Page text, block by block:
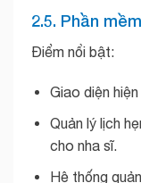
2.5. Phần
Điểm nổi bật:
Giao diện
Quản lý lịch
cho nha sĩ.
Hệ thống